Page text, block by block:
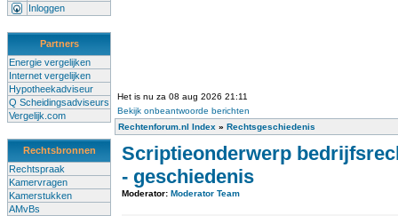
Inloggen
Partners
Energie vergelijken
Internet vergelijken
Hypotheekadviseur
Q Scheidingsadviseurs
Vergelijk.com
Rechtsbronnen
Rechtspraak
Kamervragen
Kamerstukken
AMvBs
Het is nu za 08 aug 2026 21:11
Bekijk onbeantwoorde berichten
Rechtenforum.nl Index » Rechtsgeschiedenis
Scriptieonderwerp
- geschiedenis
Moderator: Moderator Team